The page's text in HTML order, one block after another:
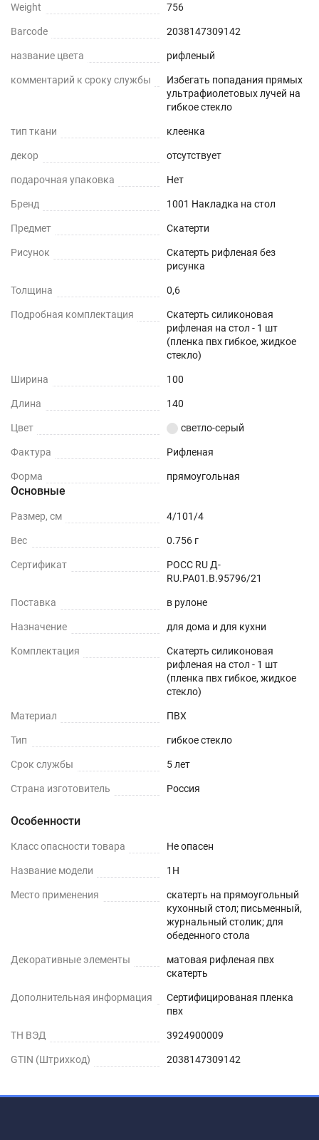
До 5 лет использования.
Безопасно
Для людей и животных.
При использовании в помещении.
Не нужно клеить
Защита поверхностей от механических
повреждений – сколы, вмятины, царапины.
Термостойкость
Влагостойкость
Защита поверхности вашего стола от воды и
пролитых жидкостей.
ПОДХОДИТ ДЛЯ ЛЮБОГО ИНТЕРЬЕРА
Можно устанавливать на любые плоские
гранит, металл и текстиль. Силиконовые
скатерти толщиной 2 - 2,5 мм более прочные,
рекомендуем использовать для кухонного и
обеденного стола, кухонной столешницы или
деревянных столов.
ОБЕДЕННЫЙ СТОЛ
С ГЛЯНЦЕВОЙ ПОВЕРХНОСТЬЮ
СО СТЕКЛЯННОЙ ПОВЕРХНОСТЬЮ
ОФИСНЫЙ СТОЛ
ИЗ ДСП
КОМОД
ИЗ ДЕРЕВА
РИФЛЕНЫЕ И ГЛЯНЦЕВЫЕ
экологичности и чистоте используемых ПВХ-
водонепроницаемости, нескользкости и
в степени прозрачности и в способе укладки на
глянцевые и стеклянные поверхности без
укладки глянцевых используется особая
Weight 756
Barcode 2038147309142
название цвета рифленый
комментарий к сроку службы
Избегать попадания прямых
ультрафиолетовых лучей на
гибкое стекло
тип ткани клеенка
декор отсутствует
подарочная упаковка Нет
Бренд 1001 Накладка на стол
Предмет Скатерти
Рисунок
Скатерть рифленая без
рисунка
Толщина 0,6
Подробная комплектация
Скатерть силиконовая
рифленая на стол - 1 шт
(пленка пвх гибкое, жидкое
стекло)
Ширина 100
Длина 140
Цвет светло-серый
Фактура Рифленая
Форма прямоугольная
Основные
Размер, см 4/101/4
Вес 0.756 г
Сертификат
РОСС RU Д-
RU.РА01.В.95796/21
Поставка в рулоне
Назначение для дома и для кухни
Комплектация
Скатерть силиконовая
рифленая на стол - 1 шт
(пленка пвх гибкое, жидкое
стекло)
Материал ПВХ
Тип гибкое стекло
Срок службы 5 лет
Страна изготовитель Россия
Особенности
Класс опасности товара Не опасен
Название модели 1H
Место применения
скатерть на прямоугольный
кухонный стол; письменный,
журнальный столик; для
обеденного стола
Декоративные элементы
матовая рифленая пвх
скатерть
Дополнительная информация
Сертифицированая пленка
пвх
ТН ВЭД 3924900009
GTIN (Штрихкод) 2038147309142